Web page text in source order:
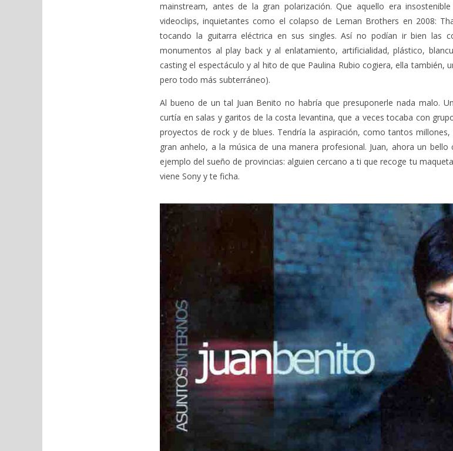
mainstream, antes de la gran polarización. Que aquello era
videoclips, inquietantes como el colapso de Leman Brothers en 2008:
tocando la guitarra eléctrica en sus singles. Así no podían ir bien las
monumentos al play back y al enlatamiento, artificialidad, plástico,
casting el espectáculo y al hito de que Paulina Rubio cogiera, ella también,
pero todo más subterráneo).
Al bueno de un tal Juan Benito no habría que presuponerle nada malo.
curtía en salas y garitos de la costa levantina, que a veces tocaba con
proyectos de rock y de blues. Tendría la aspiración, como tantos
gran anhelo, a la música de una manera profesional. Juan, ahora un
ejemplo del sueño de provincias: alguien cercano a ti que recoge tu
viene Sony y te ficha.